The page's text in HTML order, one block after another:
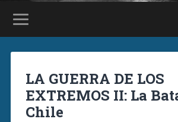
LA GUERRA DE LOS
EXTREMOS II: La
Chile